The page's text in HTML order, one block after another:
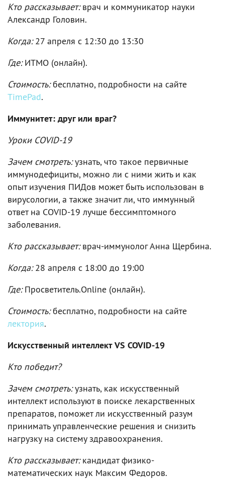
Кто рассказывает:врач и коммуникатор науки
Александр Головин.
Когда:27 апреля c 12:30 до 13:30
Где:ИТМО (онлайн).
Стоимость:бесплатно, подробности на сайте
TimePad.
Иммунитет: друг или враг?
Уроки COVID-19
Зачем смотреть:узнать, что такое первичные
иммунодефициты, можно ли с ними жить и как
опыт изучения ПИДов может быть использован в
вирусологии, а также значит ли, что иммунный
ответ на COVID-19 лучше бессимптомного
заболевания.
Кто рассказывает:врач-иммунолог Анна Щербина.
Когда:28 апреля c 18:00 до 19:00
Где:Просветитель.Online (онлайн).
Стоимость:бесплатно, подробности на сайте
лектория.
Искусственный интеллект VS COVID-19
Кто победит?
Зачем смотреть:узнать, как искусственный
интеллект используют в поиске лекарственных
препаратов, поможет ли искусственный разум
принимать управленческие решения и снизить
нагрузку на систему здравоохранения.
Кто рассказывает:кандидат физико-
математических наук Максим Федоров.